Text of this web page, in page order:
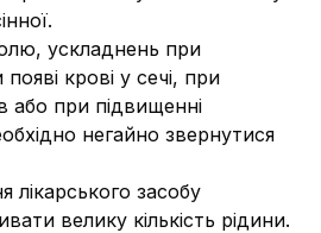
ускладнень при
крові у сечі, при
або при підвищенні
негайно звернутися
лікарського засобу
велику кількість рідини.